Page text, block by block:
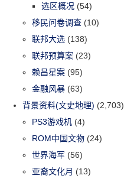
选区概况 (54)
移民问卷调查 (10)
联邦大选 (138)
联邦预算案 (23)
赖昌星案 (95)
金融风暴 (63)
背景资料(文史地理) (2,703)
PS3游戏机 (4)
ROM中国文物 (24)
世界海军 (56)
亚裔文化月 (13)